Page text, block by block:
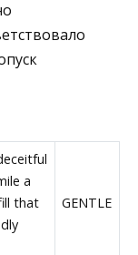
a
that
GENTLE